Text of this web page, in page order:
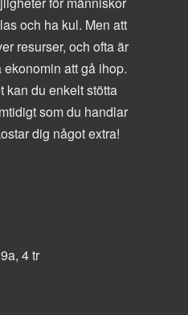
och ha kul. Men att
resurser, och ofta är
att gå ihop.
kan du enkelt stötta
som du handlar
dig något extra!
4 tr